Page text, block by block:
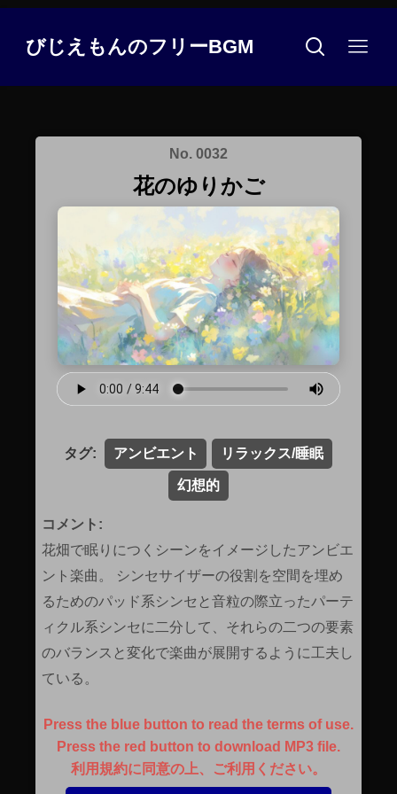
びじえもんのフリーBGM
No. 0032
花のゆりかご
タグ: アンビエント
リラックス/睡眠
幻想的
コメント:
花畑で眠りにつくシーンをイメージしたアンビエ
ント楽曲。 シンセサイザーの役割を空間を埋め
るためのパッド系シンセと音粒の際立ったパーテ
ィクル系シンセに二分して、それらの二つの要素
のバランスと変化で楽曲が展開するように工夫し
ている。
Press the blue button to read the terms of use.
Press the red button to download MP3 file.
利用規約に同意の上、ご利用ください。